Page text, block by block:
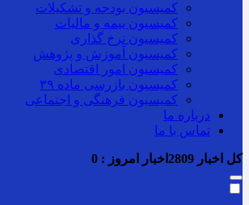
کمیسیون بودجه و تشکیلات
کمیسیون بیمه و مالیات
کمیسیون نرخ گذاری
کمیسیون آموزش و پژوهش
کمیسیون امور اقتصادی
کمیسیون بازرسی ماده ۳۹
کمیسیون فرهنگی و اجتماعی
درباره ما
تماس با ما
کل اخبار اخبار امروز : 0